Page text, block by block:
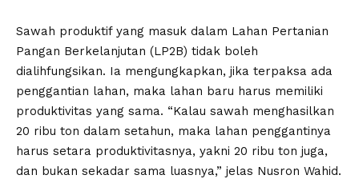
Sawah produktif yang masuk dalam Lahan Pertanian
Pangan Berkelanjutan (LP2B) tidak boleh
dialihfungsikan. Ia mengungkapkan, jika terpaksa ada
penggantian lahan, maka lahan baru harus memiliki
produktivitas yang sama. “Kalau sawah menghasilkan
20 ribu ton dalam setahun, maka lahan penggantinya
harus setara produktivitasnya, yakni 20 ribu ton juga,
dan bukan sekadar sama luasnya,” jelas Nusron Wahid.